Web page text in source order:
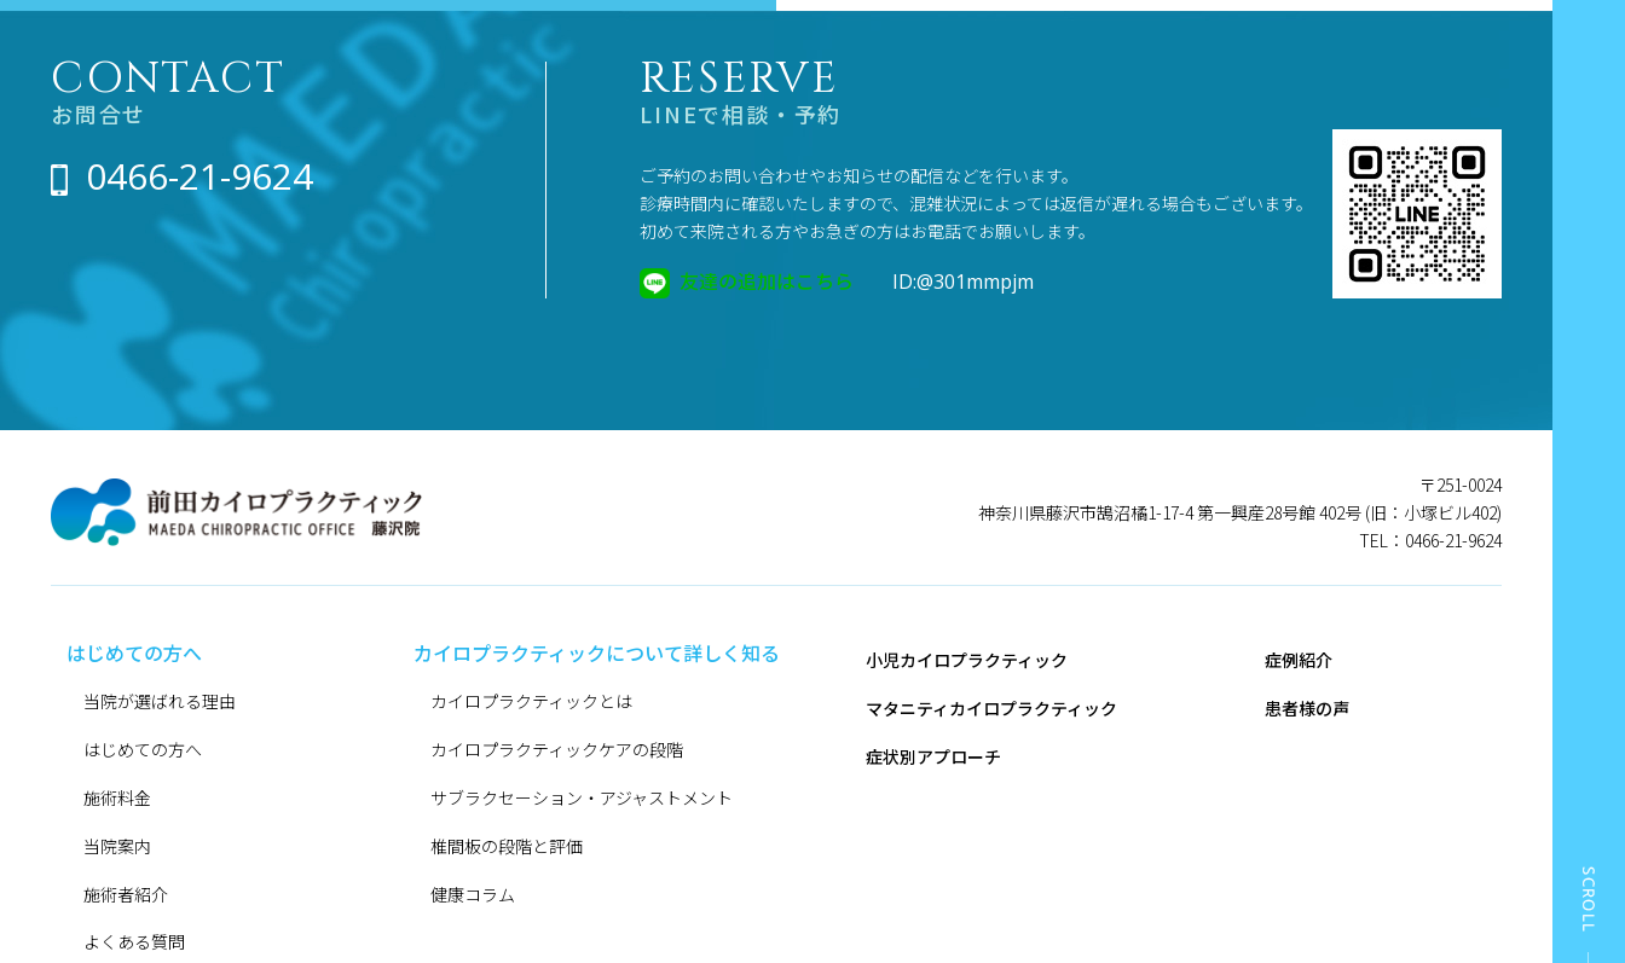
CONTACT
お問合せ
0466-21-9624
RESERVE
LINEで相談・予約
ご予約のお問い合わせやお知らせの配信などを行います。
診療時間内に確認いたしますので、混雑状況によっては返信が遅れる場合もございます。
初めて来院される方やお急ぎの方はお電話でお願いします。
友達の追加はこちら ID:@301mmpjm
〒251-0024
神奈川県藤沢市鵠沼橘1-17-4 第一興産28号館 402号 (旧：小塚ビル402)
TEL：0466-21-9624
はじめての方へ
当院が選ばれる理由
はじめての方へ
施術料金
当院案内
施術者紹介
よくある質問
カイロプラクティックについて詳しく知る
カイロプラクティックとは
カイロプラクティックケアの段階
サブラクセーション・アジャストメント
椎間板の段階と評価
健康コラム
小児カイロプラクティック
マタニティカイロプラクティック
症状別アプローチ
症例紹介
患者様の声